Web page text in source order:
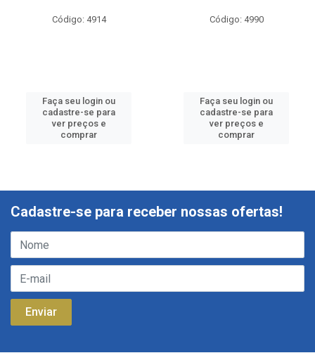
Código: 4914
Faça seu login ou
cadastre-se para
ver preços e
comprar
Código: 4990
Faça seu login ou
cadastre-se para
ver preços e
comprar
Cadastre-se para receber nossas ofertas!